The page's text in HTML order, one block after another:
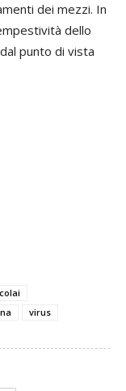
dei mezzi. In
dello
punto di vista
virus